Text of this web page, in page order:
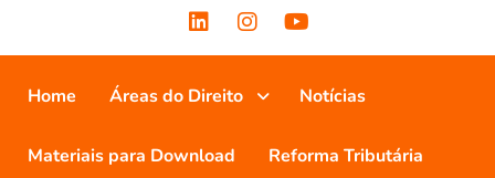
Home Áreas do Direito Notícias
Materiais para Download Reforma Tributária